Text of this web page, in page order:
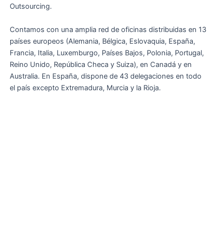
Outsourcing.
Contamos con una amplia red de oficinas distribuidas en 13
países europeos (Alemania, Bélgica, Eslovaquia, España,
Francia, Italia, Luxemburgo, Países Bajos, Polonia, Portugal,
Reino Unido, República Checa y Suiza), en Canadá y en
Australia. En España, dispone de 43 delegaciones en todo
el país excepto Extremadura, Murcia y la Rioja.